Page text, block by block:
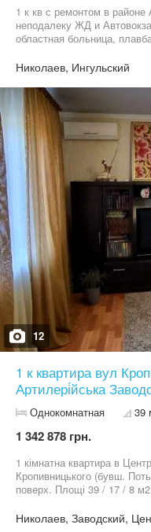
1 к кв с ремонтом в районе
неподалеку ЖД и
областная больница,
наличии
кровать и плюс
праздники цена
Николаев, Ингульский
12
1 к квартира вул
Артилері́йська
Однокомнатная 39
1 342 878 грн.
1 кімнатна квартира в
Кропивницького (бувш.
поверх. Площі 39 / 17 / 8
Вхід з кухні.
Николаев, Заводский,